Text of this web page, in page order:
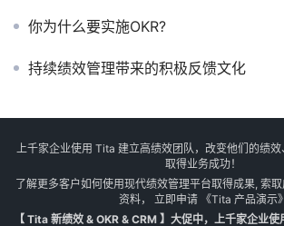
你为什么要实施OKR?
持续绩效管理带来的积极反馈文化
上千家企业使用 Tita 建立高绩效团队，改变他们的绩
取得业务成功！
了解更多客户如何使用现代绩效管理平台取得成果, 索
资料， 立即申请《Tita 产品演示》
【 Tita 新绩效 & OKR & CRM 】大促中，上千家企业